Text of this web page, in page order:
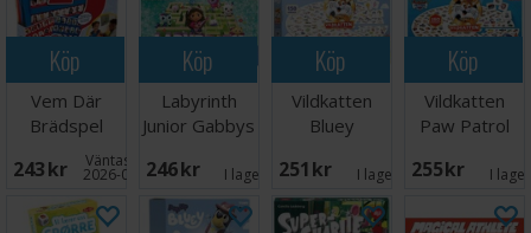
Köp
Vem Där
Brädspel
243 SEK Väntas in:
2026-08-15
Köp
Labyrinth
Junior Gabbys
246 SEK I lager: 2
Köp
Vildkatten
Bluey
251 SEK I lager: 8
Köp
Vildkatten
Paw Patrol
255 SEK I